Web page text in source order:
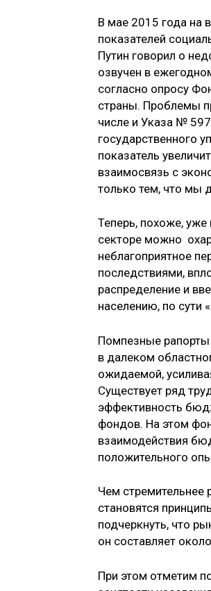
В мае 2015 года на
показателей
Путин говорил о
озвучен в
согласно опросу
страны. Проблемы
числе и Указа №
государственного
показатель
взаимосвязь с
только тем, что мы
Теперь, похоже,
секторе можно
неблагоприятное
последствиями,
распределение и
населению, по сути
Помпезные рапорты
в далеком
ожидаемой,
Существует ряд
эффективность
фондов. На этом
взаимодействия
положительного
Чем стремительнее
становятся
подчеркнуть, что
он составляет
При этом отметим